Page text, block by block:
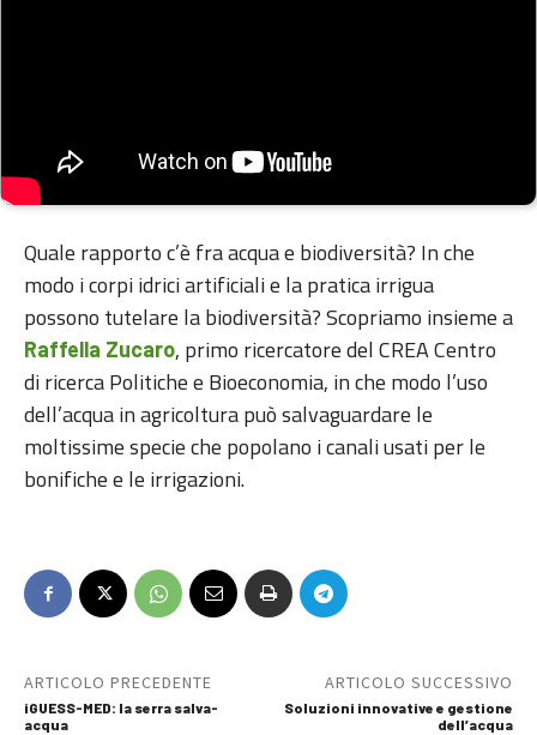
Quale rapporto c’è fra acqua e biodiversità? In che
modo i corpi idrici artificiali e la pratica irrigua
possono tutelare la biodiversità? Scopriamo insieme a
Raffella Zucaro, primo ricercatore del CREA Centro
di ricerca Politiche e Bioeconomia, in che modo l’uso
dell’acqua in agricoltura può salvaguardare le
moltissime specie che popolano i canali usati per le
bonifiche e le irrigazioni.
ARTICOLO PRECEDENTE
iGUESS-MED: la serra salva-
acqua
ARTICOLO SUCCESSIVO
Soluzioni innovative e gestione
dell’acqua